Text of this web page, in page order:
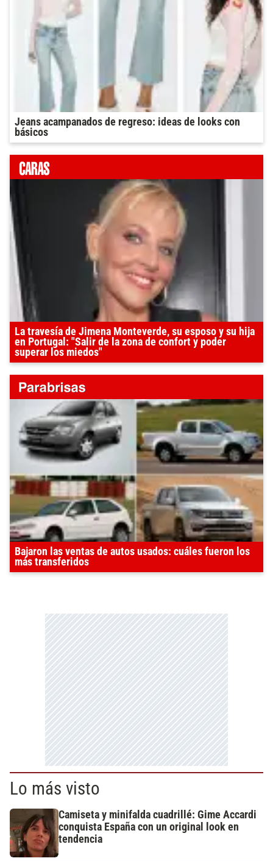
Jeans acampanados de regreso: ideas de looks con
básicos
La travesía de Jimena Monteverde, su esposo y su hija
en Portugal: "Salir de la zona de confort y poder
superar los miedos"
Bajaron las ventas de autos usados: cuáles fueron los
más transferidos
Lo más visto
Camiseta y minifalda cuadrillé: Gime Accardi
conquista España con un original look en
tendencia